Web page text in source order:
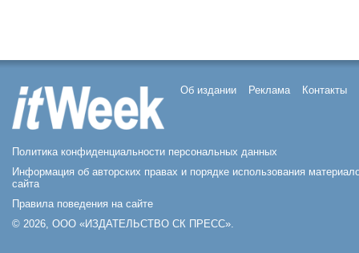
Об издании Реклама Контакты
Политика конфиденциальности персональных данных
Информация об авторских правах и порядке использования
сайта
Правила поведения на сайте
© 2026, ООО «ИЗДАТЕЛЬСТВО СК ПРЕСС».